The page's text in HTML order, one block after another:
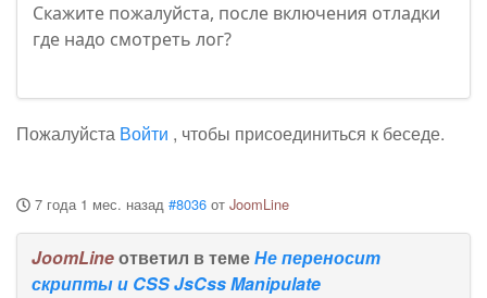
Скажите пожалуйста, после включения отладки
где надо смотреть лог?
Пожалуйста Войти , чтобы присоединиться к беседе.
7 года 1 мес. назад #8036 от JoomLine
JoomLineответил в темеНе переносит
скрипты и CSS JsCss Manipulate